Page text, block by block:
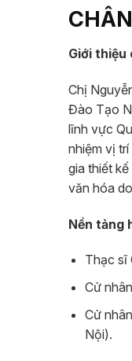
Giới thiệu
Chị
Đào Tạo
lĩnh vực
nhiệm vị
gia thiết
văn hóa
Nền tảng
Thạc sĩ
Cử
Cử
Nội).